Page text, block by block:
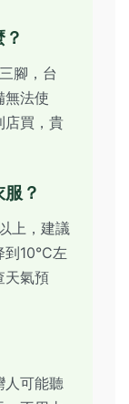
腳，台
無法使
店買，貴
？
上，建議
10°C左
天氣預
人可能聽